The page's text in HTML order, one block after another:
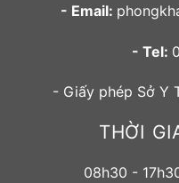
- Email:
- Tel:
- Giấy phép Sở Y
THỜI
08h30 -